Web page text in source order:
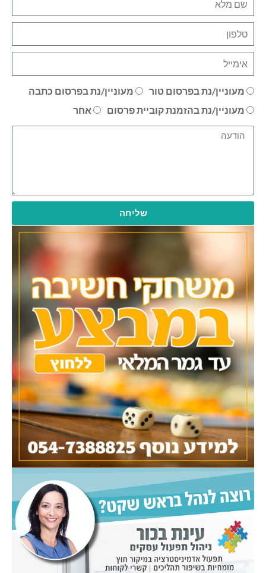
מעוניין/נת בפרסום טור
מעוניין/נת בפרסום כתבה
מעוניין/נת בהזמנת קוביית פרסום
אחר
שליחה